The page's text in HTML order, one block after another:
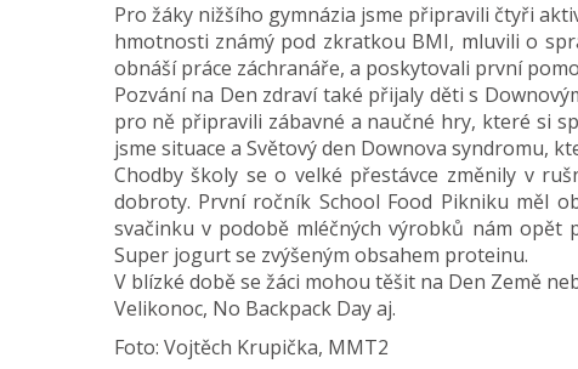
Pro žáky nižšího gymnázia jsme připravili čtyři
hmotnosti známý pod zkratkou BMI, mluvili o
obnáší práce záchranáře, a poskytovali první
Pozvání na Den zdraví také přijaly děti s
pro ně připravili zábavné a naučné hry, které si
jsme situace a Světový den Downova syndromu,
Chodby školy se o velké přestávce změnily v
dobroty. První ročník School Food Pikniku měl
svačinku v podobě mléčných výrobků nám opět
Super jogurt se zvýšeným obsahem proteinu.
V blízké době se žáci mohou těšit na Den Země
Velikonoc, No Backpack Day aj.
Foto: Vojtěch Krupička, MMT2